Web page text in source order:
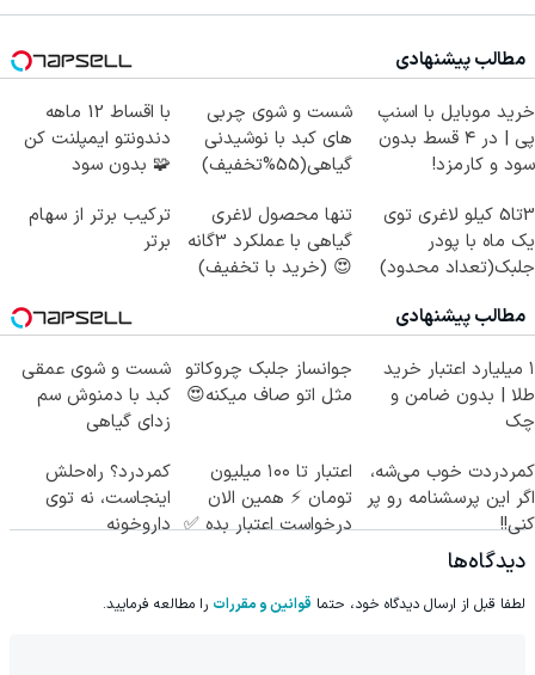
مطالب پیشنهادی
خرید موبایل با اسنپ
پی | در ۴ قسط بدون
سود و کارمزد!
شست و شوی چربی
های کبد با نوشیدنی
گیاهی(55%تخفیف)
با اقساط 12 ماهه
دندونتو ایمپلنت کن
🧩 بدون سود
3تا5 کیلو لاغری توی
یک ماه با پودر
جلبک(تعداد محدود)
تنها محصول لاغری
گیاهی با عملکرد 3گانه
😍 (خرید با تخفیف)
ترکیب برتر از سهام
برتر
مطالب پیشنهادی
۱ میلیارد اعتبار خرید
طلا | بدون ضامن و
چک
جوانساز جلبک چروکاتو
مثل اتو صاف میکنه😍
شست و شوی عمقی
کبد با دمنوش سم
زدای گیاهی
کمردردت خوب می‌شه،
اگر این پرسشنامه رو پر
کنی!!
اعتبار تا ۱۰۰ میلیون
تومان ⚡ همین الان
درخواست اعتبار بده ✅
کمردرد؟ راه‌حلش
اینجاست، نه توی
داروخونه
دیدگاه‌ها
لطفا قبل از ارسال دیدگاه خود، حتما قوانین و مقررات را مطالعه فرمایید.